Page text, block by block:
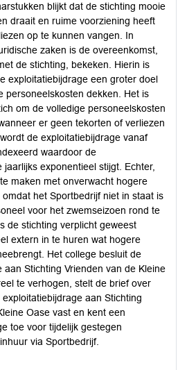
blijkt dat de stichting mooie
draait en ruime voorziening heeft
op te kunnen vangen. In
zaken is de overeenkomst,
de stichting, bekeken. Hierin is
exploitatiebijdrage een groter doel
personeelskosten dekken. Het is
om de volledige personeelskosten
er geen tekorten of verliezen
de exploitatiebijdrage vanaf
waardoor de
jaarlijks exponentieel stijgt. Echter,
maken met onverwacht hogere
het Sportbedrijf niet in staat is
voor het zwemseizoen rond te
de stichting verplicht geweest
extern in te huren wat hogere
Het college besluit de
aan Stichting Vrienden van de Kleine
te verhogen, stelt de brief over
aan Stichting
Oase vast en kent een
toe voor tijdelijk gestegen
via Sportbedrijf.